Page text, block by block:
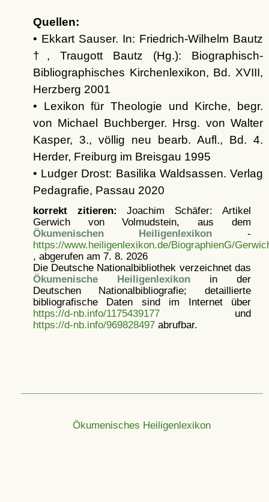
Quellen:
• Ekkart Sauser. In: Friedrich-Wilhelm Bautz
†, Traugott Bautz (Hg.): Biographisch-
Bibliographisches Kirchenlexikon, Bd. XVIII,
Herzberg 2001
• Lexikon für Theologie und Kirche, begr.
von Michael Buchberger. Hrsg. von Walter
Kasper, 3., völlig neu bearb. Aufl., Bd. 4.
Herder, Freiburg im Breisgau 1995
• Ludger Drost: Basilika Waldsassen. Verlag
Pedagrafie, Passau 2020
korrekt zitieren: Joachim Schäfer: Artikel
Gerwich von Volmudstein, aus dem
Ökumenischen Heiligenlexikon -
https://www.heiligenlexikon.de/BiographienG/
, abgerufen am 7. 8. 2026
Die Deutsche Nationalbibliothek verzeichnet das
Ökumenische Heiligenlexikonin der
Deutschen Nationalbibliografie; detaillierte
bibliografische Daten sind im Internet über
https://d-nb.info/1175439177und
https://d-nb.info/969828497abrufbar.
Ökumenisches Heiligenlexikon